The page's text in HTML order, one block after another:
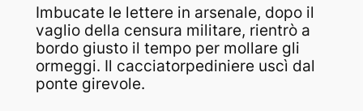
Imbucate le lettere in arsenale, dopo il
vaglio della censura militare, rientrò a
bordo giusto il tempo per mollare gli
ormeggi. Il cacciatorpediniere uscì dal
ponte girevole.